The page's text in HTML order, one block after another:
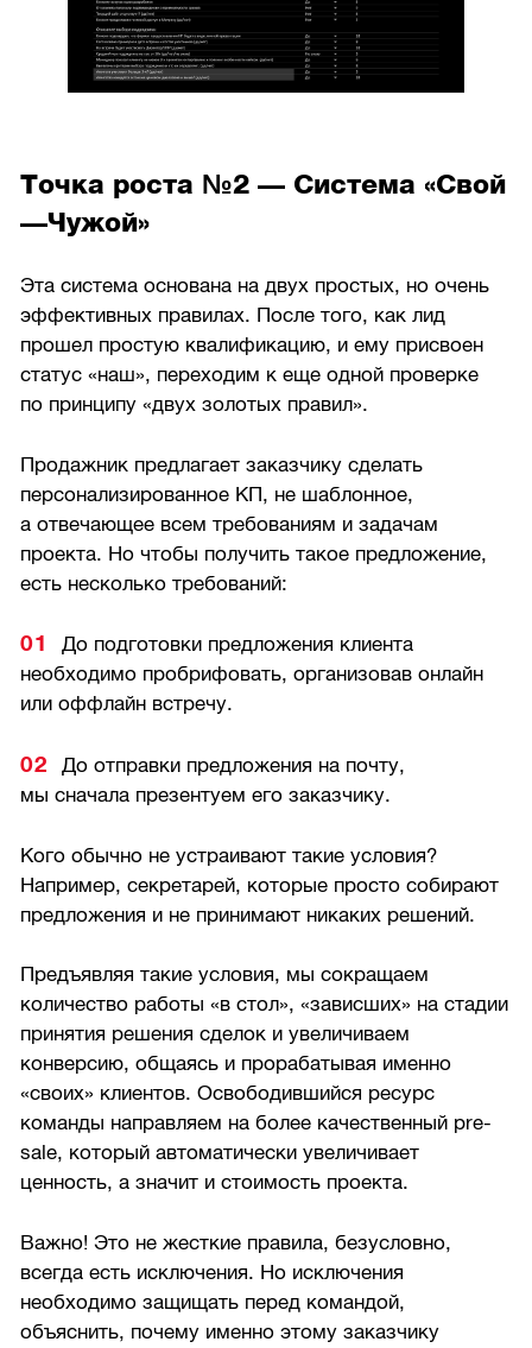
Точка роста №2 — Система «Свой
—Чужой»
Эта система основана на двух простых, но очень
эффективных правилах. После того, как лид
прошел простую квалификацию, и ему присвоен
статус «наш», переходим к еще одной проверке
по принципу «двух золотых правил».
Продажник предлагает заказчику сделать
персонализированное КП, не шаблонное,
а отвечающее всем требованиям и задачам
проекта. Но чтобы получить такое предложение,
есть несколько требований:
До подготовки предложения клиента
необходимо пробрифовать, организовав онлайн
или оффлайн встречу.
До отправки предложения на почту,
мы сначала презентуем его заказчику.
Кого обычно не устраивают такие условия?
Например, секретарей, которые просто собирают
предложения и не принимают никаких решений.
Предъявляя такие условия, мы сокращаем
количество работы «в стол», «зависших» на стадии
принятия решения сделок и увеличиваем
конверсию, общаясь и прорабатывая именно
«своих» клиентов. Освободившийся ресурс
команды направляем на более качественный pre-
sale, который автоматически увеличивает
ценность, а значит и стоимость проекта.
Важно! Это не жесткие правила, безусловно,
всегда есть исключения. Но исключения
необходимо защищать перед командой,
объяснить, почему именно этому заказчику